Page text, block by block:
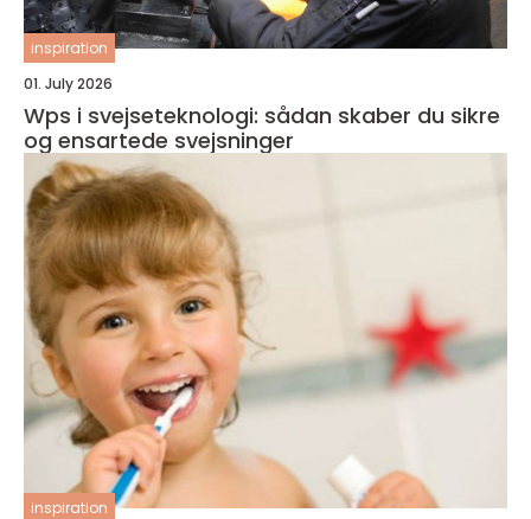
inspiration
01. July 2026
Wps i svejseteknologi: sådan skaber du sikre
og ensartede svejsninger
inspiration